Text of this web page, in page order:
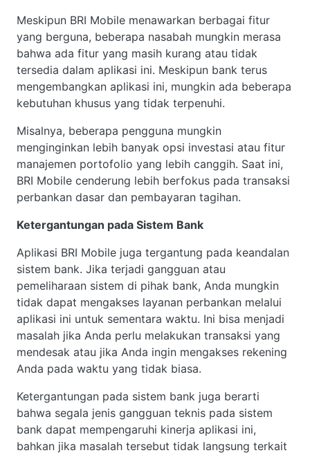
Meskipun BRI Mobile menawarkan berbagai fitur
yang berguna, beberapa nasabah mungkin merasa
bahwa ada fitur yang masih kurang atau tidak
tersedia dalam aplikasi ini. Meskipun bank terus
mengembangkan aplikasi ini, mungkin ada beberapa
kebutuhan khusus yang tidak terpenuhi.
Misalnya, beberapa pengguna mungkin
menginginkan lebih banyak opsi investasi atau fitur
manajemen portofolio yang lebih canggih. Saat ini,
BRI Mobile cenderung lebih berfokus pada transaksi
perbankan dasar dan pembayaran tagihan.
Ketergantungan pada Sistem Bank
Aplikasi BRI Mobile juga tergantung pada keandalan
sistem bank. Jika terjadi gangguan atau
pemeliharaan sistem di pihak bank, Anda mungkin
tidak dapat mengakses layanan perbankan melalui
aplikasi ini untuk sementara waktu. Ini bisa menjadi
masalah jika Anda perlu melakukan transaksi yang
mendesak atau jika Anda ingin mengakses rekening
Anda pada waktu yang tidak biasa.
Ketergantungan pada sistem bank juga berarti
bahwa segala jenis gangguan teknis pada sistem
bank dapat mempengaruhi kinerja aplikasi ini,
bahkan jika masalah tersebut tidak langsung terkait